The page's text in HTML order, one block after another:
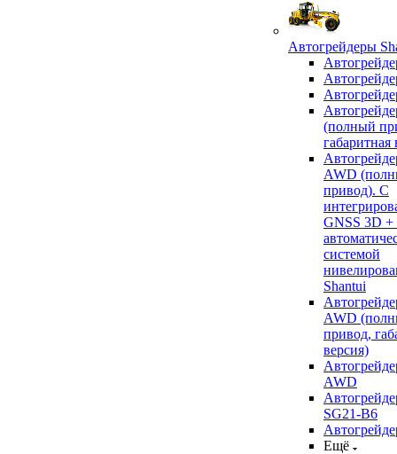
Автогрейдеры
(полный
габаритная
AWD
привод). С
GNSS 3D +
системой
Shantui
AWD
привод,
версия)
AWD
SG21-B6
Ещё